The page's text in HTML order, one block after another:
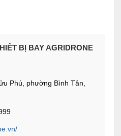
BỊ BAY AGRIDRONE
Phú, phường Bình Tân,